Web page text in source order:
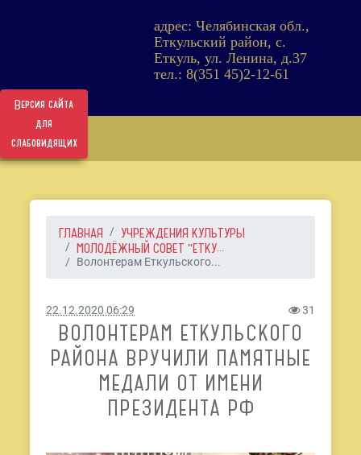
Версия сайта
для
слабовидящих
адрес: Челябинская обл.,
Еткульский район, с.
Еткуль, ул. Ленина, д.37
тел.: 8(351 45)2-12-61
ГЛАВНАЯ
УЧРЕЖДЕНИЯ КУЛЬТУРЫ
МОЛОДЁЖНЫЙ СОВЕТ "ЕТКУ...
Волонтерам Еткульского...
22.12.2020 06:29 31
ВОЛОНТЕРАМ ЕТКУЛЬСКОГО
РАЙОНА ВРУЧИЛИ ПАМЯТНЫЕ
МЕДАЛИ ОТ ИМЕНИ
ПРЕЗИДЕНТА РФ